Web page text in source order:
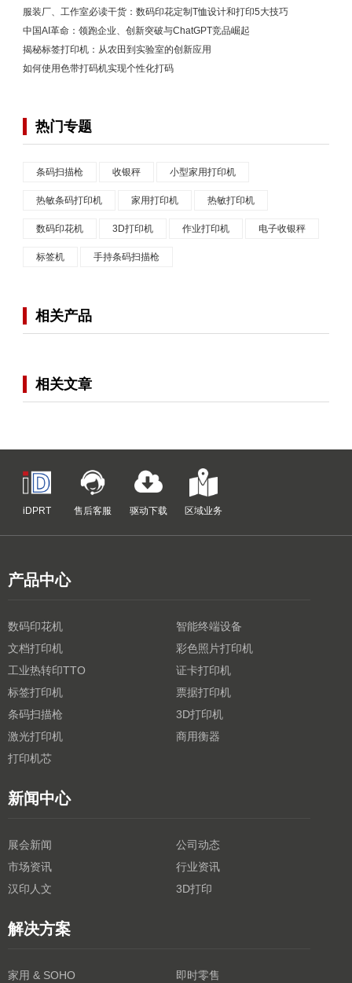
服装厂、工作室必读干货：数码印花定制T恤设计和打印5大技巧
中国AI革命：领跑企业、创新突破与ChatGPT竞品崛起
揭秘标签打印机：从农田到实验室的创新应用
如何使用色带打码机实现个性化打码
热门专题
条码扫描枪 收银秤 小型家用打印机
热敏条码打印机 家用打印机 热敏打印机
数码印花机 3D打印机 作业打印机 电子收银秤
标签机 手持条码扫描枪
相关产品
相关文章
iDPRT 售后客服 驱动下载 区域业务
产品中心
数码印花机
智能终端设备
文档打印机
彩色照片打印机
工业热转印TTO
证卡打印机
标签打印机
票据打印机
条码扫描枪
3D打印机
激光打印机
商用衡器
打印机芯
新闻中心
展会新闻
公司动态
市场资讯
行业资讯
汉印人文
3D打印
解决方案
家用 & SOHO
即时零售